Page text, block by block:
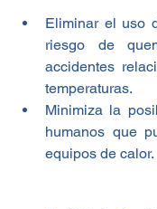
Eliminar el uso
riesgo de
accidentes
temperaturas.
Minimiza la
humanos que
equipos de calor.